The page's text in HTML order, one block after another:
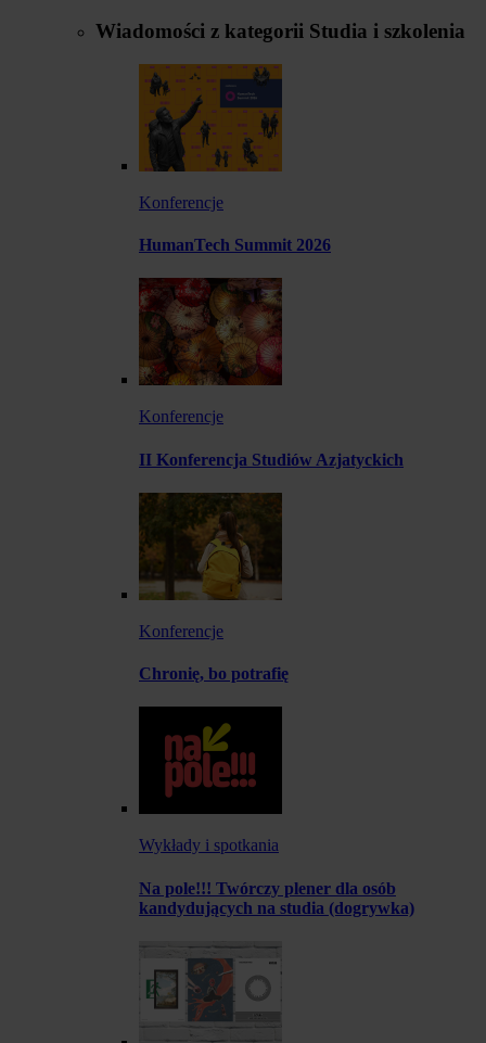
Wiadomości z kategorii Studia i szkolenia
Konferencje
HumanTech Summit 2026
Konferencje
II Konferencja Studiów Azjatyckich
Konferencje
Chronię, bo potrafię
Wykłady i spotkania
Na pole!!! Twórczy plener dla osób
kandydujących na studia (dogrywka)